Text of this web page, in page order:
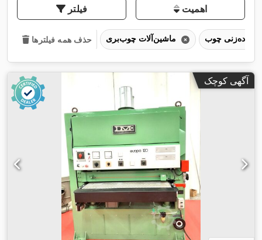
فیلتر اهمیت
حذف همه فیلترها
آگهی کوچک